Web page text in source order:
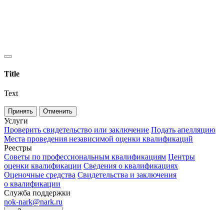
Title
Text
Принять Отменить
Услуги
Проверить свидетельство или заключение Подать апелляцию
Места проведения независимой оценки квалификаций
Реестры
Советы по профессиональным квалификациям Центры
оценки квалификации Сведения о квалификациях
Оценочные средства Свидетельства и заключения
о квалификации
Служба поддержки
nok-nark@nark.ru